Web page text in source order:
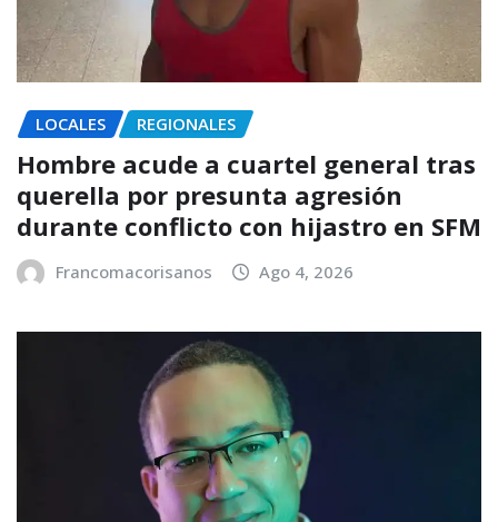
LOCALES REGIONALES
Hombre acude a cuartel general tras
querella por presunta agresión
durante conflicto con hijastro en SFM
Francomacorisanos Ago 4, 2026